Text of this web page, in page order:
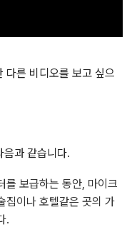
른 비디오를 보고 싶으
음과 같습니다.
를 보급하는 동안, 마이크
집이나 호텔같은 곳의 가
.